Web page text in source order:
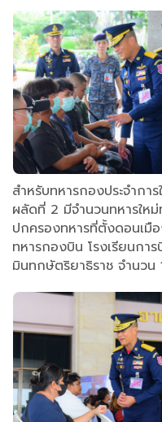
สำหรับทหารกองประจำก
ผลัดที่ 2 มีจำนวนทหารให
ปกครองทหารที่ตั้งดอนเมื
ทหารกองบิน โรงเรียนกา
มินทกษัตริยาธิราช จำนวน